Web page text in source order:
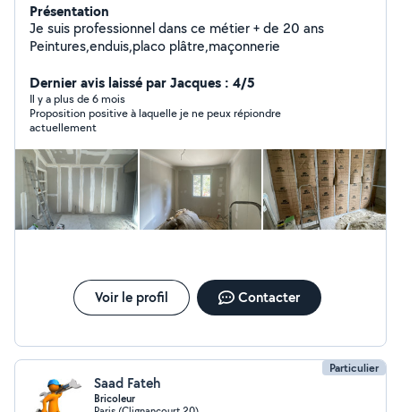
Présentation
Je suis professionnel dans ce métier + de 20 ans
Peintures,enduis,placo plâtre,maçonnerie
Dernier avis laissé par Jacques : 4/5
Il y a plus de 6 mois
Proposition positive à laquelle je ne peux répiondre
actuellement
Voir le profil Contacter
Particulier
Saad Fateh
Bricoleur